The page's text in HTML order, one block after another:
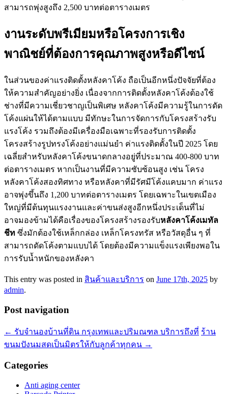
สามารถพุ่งสูงถึง 2,500 บาทต่อตารางเมตร
งานระดับพรีเมียมหรือโครงการเชิง
พาณิชย์ที่ต้องการคุณภาพสูงหรือดีไซน์
ในส่วนของค่าแรงติดตั้งหลังคาโค้ง ถือเป็นอีกหนึ่งปัจจัยที่ต้อง
ให้ความสำคัญอย่างยิ่ง เนื่องจากการติดตั้งหลังคาโค้งต้องใช้
ช่างที่มีความเชี่ยวชาญเป็นพิเศษ หลังคาโค้งมีความรู้ในการดัด
โค้งแผ่นให้ได้ตามแบบ มีทักษะในการจัดการกับโครงสร้างรับ
แรงโค้ง รวมถึงต้องมีเครื่องมือเฉพาะที่รองรับการติดตั้ง
โครงสร้างรูปทรงโค้งอย่างแม่นยำ ค่าแรงติดตั้งในปี 2025 โดย
เฉลี่ยสำหรับหลังคาโค้งขนาดกลางอยู่ที่ประมาณ 400-800 บาท
ต่อตารางเมตร หากเป็นงานที่มีความซับซ้อนสูง เช่น โครง
หลังคาโค้งสองทิศทาง หรือหลังคาที่มีรัศมีโค้งแคบมาก ค่าแรง
อาจพุ่งขึ้นถึง 1,200 บาทต่อตารางเมตร โดยเฉพาะในเขตเมือง
ใหญ่ที่มีต้นทุนแรงงานและค่าขนส่งสูงอีกหนึ่งประเด็นที่ไม่
อาจมองข้ามได้คือเรื่องของโครงสร้างรองรับหลังคาโค้งเมทัล
ชีท ซึ่งมักต้องใช้เหล็กกล่อง เหล็กโครงทรัส หรือวัสดุอื่น ๆ ที่
สามารถดัดโค้งตามแบบได้ โดยต้องมีความแข็งแรงเพียงพอใน
การรับน้ำหนักของหลังคา
This entry was posted in สินค้าและบริการ on June 17th, 2025 by
admin.
Post navigation
← รับจำนองบ้านที่ดิน กรุงเทพและปริมณฑล บริการถึงที่ ร้าน
ขนมปังนมสดเป็นมิตรให้กับลูกค้าทุกคน →
Categories
Anti aging center